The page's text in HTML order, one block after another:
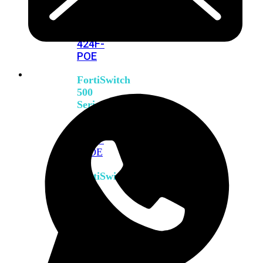
424F-
POE
FortiSwitch
500
Series
548D-
FPOE
FortiSwitch